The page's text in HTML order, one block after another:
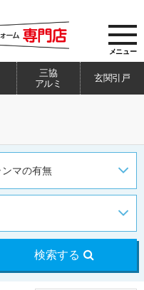
メニュー
三協
アルミ
玄関引戸
ンマの有無
検索する